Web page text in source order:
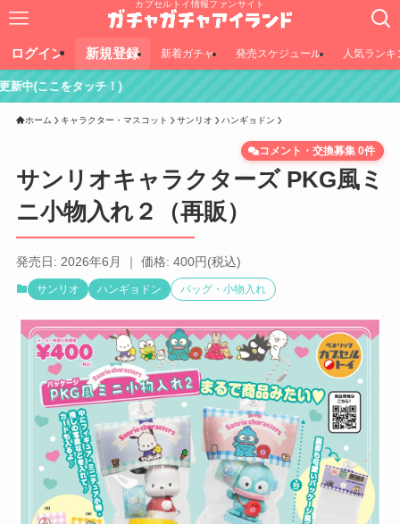
カプセルトイ情報ファンサイト
ログイン 新規登録 新着ガチャ 発売スケジュール 人気ランキ
チ！)
ホーム キャラクター・マスコット サンリオ ハンギョドン
サンリオキャラクターズ PKG風ミ
ニ小物入れ２（再販）
コメント・交換募集 0件
発売日: 2026年6月 ｜ 価格: 400円(税込)
サンリオ ハンギョドン バッグ・小物入れ